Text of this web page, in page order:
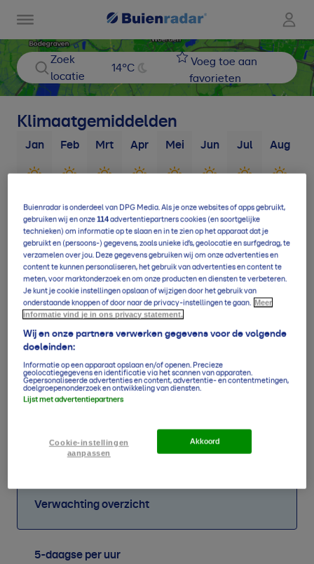
Zoek
locatie
14°C
Voeg toe aan
favorieten
Verwachting overzicht
5-daagse per uur
Klimaatgemiddelden
Jan
8d
Feb
11d
mm
Mrt
13d
mm
Apr
16d
Mei
17d
53
Jun
16d
57
mm
Jul
19d
67
Aug
Buienradar is onderdeel van DPG Media. Als je onze websites of apps gebruikt,
gebruiken wij en onze114advertentiepartners cookies (en soortgelijke
technieken) om informatie op te slaan en in te zien op het apparaat dat je
gebruikt en (persoons-) gegevens, zoals unieke id’s, geolocatie en surfgedrag, te
verzamelen over jou. Deze gegevens gebruiken wij om onze advertenties en
content te kunnen personaliseren, het gebruik van advertenties en content te
meten, voor marktonderzoek en om onze producten en diensten te verbeteren.
Je kunt je cookie instellingen opslaan of wijzigen door het gebruik van
onderstaande knoppen of door naar de privacy-instellingen te gaan. Meer
informatie vind je in ons privacy statement.
Wij en onze partners verwerken gegevens voor de volgende
doeleinden:
Informatie op een apparaat opslaan en/of openen. Precieze
geolocatiegegevens en identificatie via het scannen van apparaten.
Gepersonaliseerde advertenties en content, advertentie- en contentmetingen,
doelgroepenonderzoek en ontwikkeling van diensten.
Lijst met advertentiepartners
Cookie-instellingen
aanpassen
Akkoord